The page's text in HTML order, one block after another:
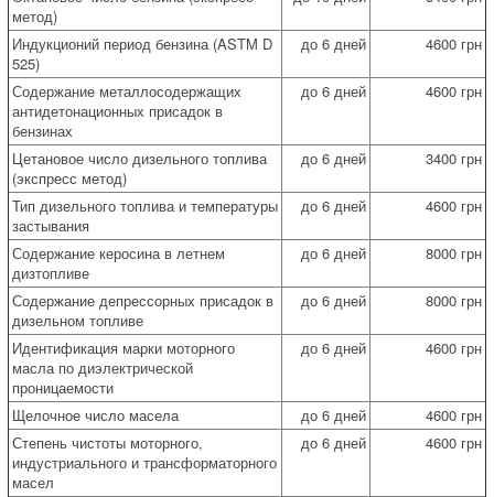
метод)
Индукционий период бензина (ASTM D
525)
до 6 дней 4600 грн
Содержание металлосодержащих
антидетонационных присадок в
бензинах
до 6 дней 4600 грн
Цетановое число дизельного топлива
(экспресс метод)
до 6 дней 3400 грн
Тип дизельного топлива и температуры
застывания
до 6 дней 4600 грн
Содержание керосина в летнем
дизтопливе
до 6 дней 8000 грн
Содержание депрессорных присадок в
дизельном топливе
до 6 дней 8000 грн
Идентификация марки моторного
масла по диэлектрической
проницаемости
до 6 дней 4600 грн
Щелочное число масела до 6 дней
4600 грн
Степень чистоты моторного,
индустриального и трансформаторного
масел
до 6 дней 4600 грн